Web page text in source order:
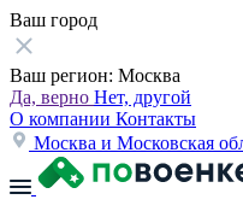
Ваш город
Ваш регион: Москва
Да, верно Нет, другой
О компании Контакты
Москва и Московская